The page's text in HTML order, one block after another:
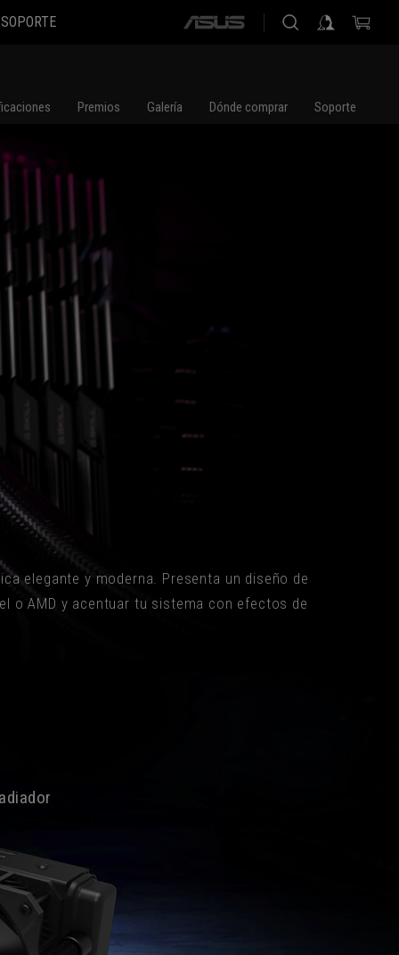
SOPORTE
ASUS
Premios Galería Dónde comprar Soporte
elegante y moderna. Presenta un diseño de
o AMD y acentuar tu sistema con efectos de